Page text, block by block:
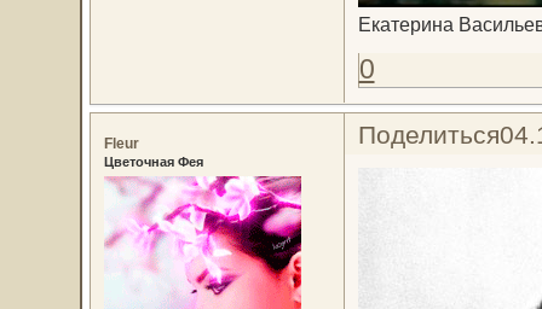
Екатерина
0
Поделиться
Fleur
Цветочная Фея